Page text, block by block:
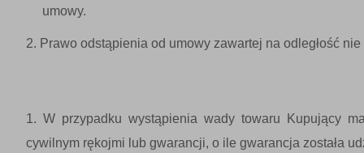
umowy.
Prawo odstąpienia od umowy zawartej na odległość
W przypadku wystąpienia wady towaru Kupujący
cywilnym rękojmi lub gwarancji, o ile gwarancja została